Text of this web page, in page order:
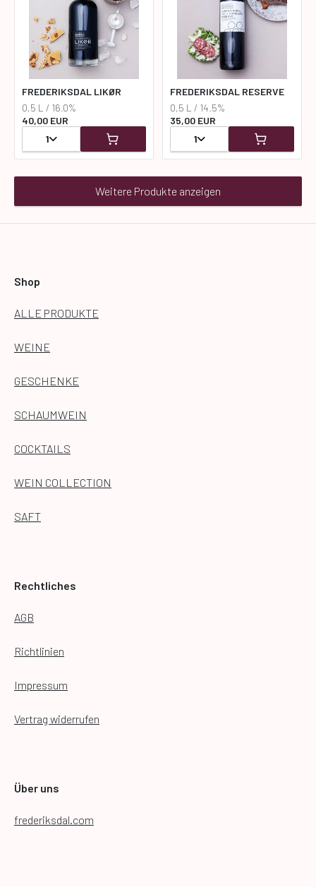
FREDERIKSDAL LIKØR
0,5 L / 16.0%
40,00 EUR
1
FREDERIKSDAL RESERVE
0,5 L / 14.5%
35,00 EUR
1
Weitere Produkte anzeigen
Shop
ALLE PRODUKTE
WEINE
GESCHENKE
SCHAUMWEIN
COCKTAILS
WEIN COLLECTION
SAFT
Rechtliches
AGB
Richtlinien
Impressum
Vertrag widerrufen
Über uns
frederiksdal.com